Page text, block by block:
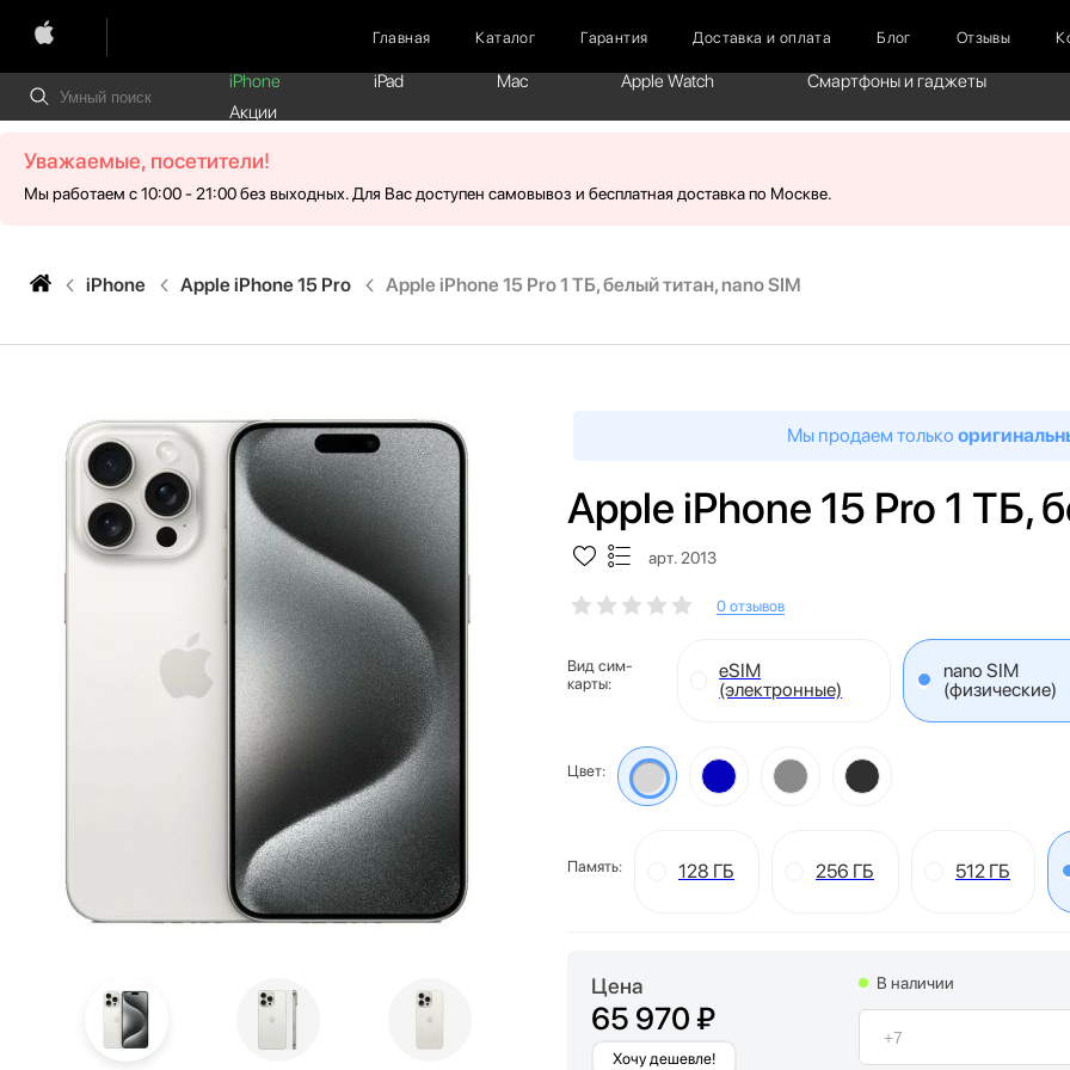
Главная Каталог Гарантия Доставка и оплата Блог Отзывы
iPhone iPad Mac Apple Watch
Смартфоны и гаджеты
Акции
Уважаемые, посетители!
Мы работаем с 10:00 - 21:00 без выходных. Для Вас доступен самовывоз и бесплатная доставка по Москве.
iPhone Apple iPhone 15 Pro Apple iPhone 15 Pro 1 ТБ, белый титан, nano SIM
Мы продаем только
Apple iPhone 15 Pro 1 ТБ,
арт. 2013
0 отзывов
Вид сим-
карты:
eSIM
(электронные)
nano SIM
(физические)
Цвет:
Память: 128 ГБ 256 ГБ 512 ГБ
Цена
65 970 ₽
Хочу дешевле!
В наличии